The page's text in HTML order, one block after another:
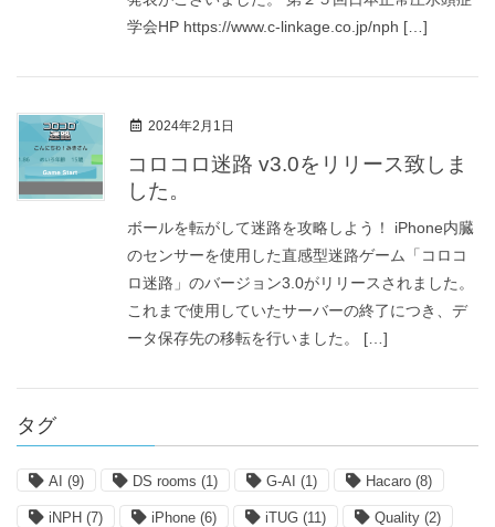
学会HP https://www.c-linkage.co.jp/nph […]
2024年2月1日
コロコロ迷路 v3.0をリリース致しま
した。
ボールを転がして迷路を攻略しよう！ iPhone内臓
のセンサーを使用した直感型迷路ゲーム「コロコ
ロ迷路」のバージョン3.0がリリースされました。
これまで使用していたサーバーの終了につき、デ
ータ保存先の移転を行いました。 […]
タグ
AI (9) DS rooms (1) G-AI (1) Hacaro (8)
iNPH (7) iPhone (6) iTUG (11) Quality (2)